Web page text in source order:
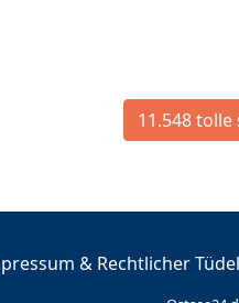
11.548
& Rechtlicher